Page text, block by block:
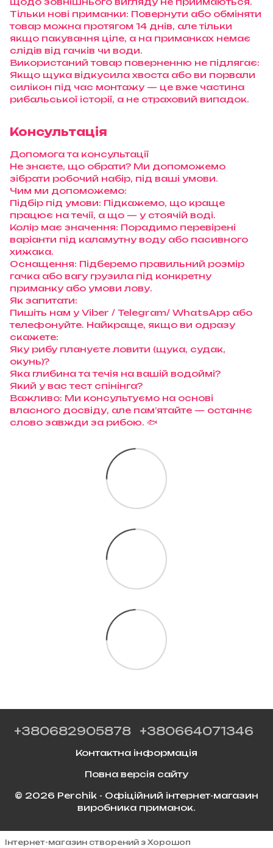
Тільки нові приманки: Повернути або обміняти
товар можна протягом 14 днів, але тільки
якщо пакування ціле, а на приманках немає
слідів від гачків чи води.
Використаний товар поверненню не підлягає:
Якщо щука відкусила хвоста або ви порвали
силікон під час монтажу — це вже частина
рибальської історії, а не страховий випадок.
Консультація
Допомога та консультації
Не знаєте, що обрати? Ми допоможемо
зібрати робочий набір, під ваші умови.
Чим ми допоможемо:
Підбір під умови: Підкажемо, що краще
працює на течії, а що — у стоячій воді.
Колір має значення: Порадимо перевірені
варіанти під каламутну воду або пасивного
хижака.
Оснащення: Підберемо правильний розмір
гачка або вагу грузила під конкретну
приманку або умови лову.
Як запитати:
Пишіть нам у Viber / Telegram/ WhatsApp або
телефонуйте. Найкраще, якщо ви одразу
скажете:
Яку рибу плануєте ловити (щука, судак,
окунь)?
Яка глибина та течія на вашій водоймі?
Який у вас тест спінінга?
Важливо: Ми консультуємо на основі
власного досвіду, але пам’ятайте — останнє
слово завжди за рибою. 🐟
+380682905878 +380664071346
Контактна інформація
Повна версія сайту
© 2026 Perchik - Офіційний інтернет-магазин
виробника приманок.
Інтернет-магазин створений з Хорошоп